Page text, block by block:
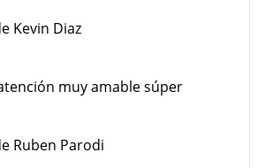
muy amable súper